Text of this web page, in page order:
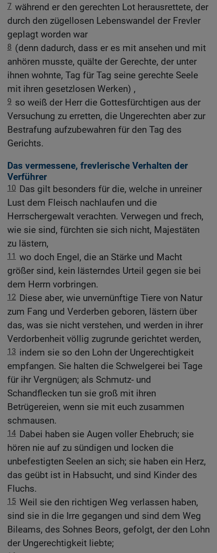
7 während er den gerechten Lot herausrettete, der
durch den zügellosen Lebenswandel der Frevler
geplagt worden war
8 (denn dadurch, dass er es mit ansehen und mit
anhören musste, quälte der Gerechte, der unter
ihnen wohnte, Tag für Tag seine gerechte Seele
mit ihren gesetzlosen Werken) ,
9 so weiß der Herr die Gottesfürchtigen aus der
Versuchung zu erretten, die Ungerechten aber zur
Bestrafung aufzubewahren für den Tag des
Gerichts.
Das vermessene, frevlerische Verhalten der
Verführer
10 Das gilt besonders für die, welche in unreiner
Lust dem Fleisch nachlaufen und die
Herrschergewalt verachten. Verwegen und frech,
wie sie sind, fürchten sie sich nicht, Majestäten
zu lästern,
11 wo doch Engel, die an Stärke und Macht
größer sind, kein lästerndes Urteil gegen sie bei
dem Herrn vorbringen.
12 Diese aber, wie unvernünftige Tiere von Natur
zum Fang und Verderben geboren, lästern über
das, was sie nicht verstehen, und werden in ihrer
Verdorbenheit völlig zugrunde gerichtet werden,
13 indem sie so den Lohn der Ungerechtigkeit
empfangen. Sie halten die Schwelgerei bei Tage
für ihr Vergnügen; als Schmutz- und
Schandflecken tun sie groß mit ihren
Betrügereien, wenn sie mit euch zusammen
schmausen.
14 Dabei haben sie Augen voller Ehebruch; sie
hören nie auf zu sündigen und locken die
unbefestigten Seelen an sich; sie haben ein Herz,
das geübt ist in Habsucht, und sind Kinder des
Fluchs.
15 Weil sie den richtigen Weg verlassen haben,
sind sie in die Irre gegangen und sind dem Weg
Bileams, des Sohnes Beors, gefolgt, der den Lohn
der Ungerechtigkeit liebte;